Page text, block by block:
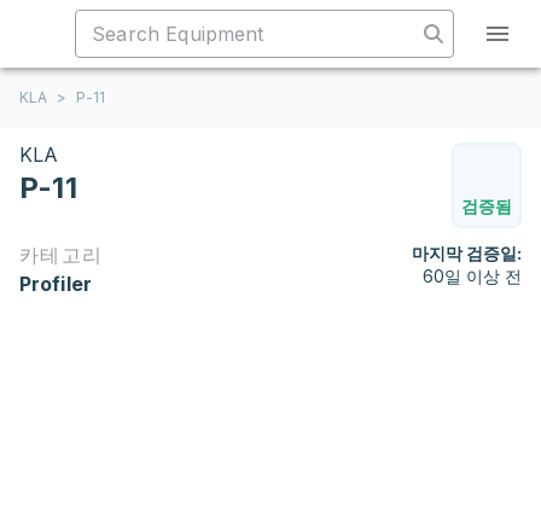
KLA > P-11
KLA
P-11
검증됨
카테고리
Profiler
마지막 검증일:
60일 이상 전